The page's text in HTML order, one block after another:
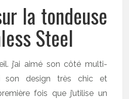
la tondeuse
Steel
j’ai aimé son côté multi-
son design très chic et
fois que j’utilise un